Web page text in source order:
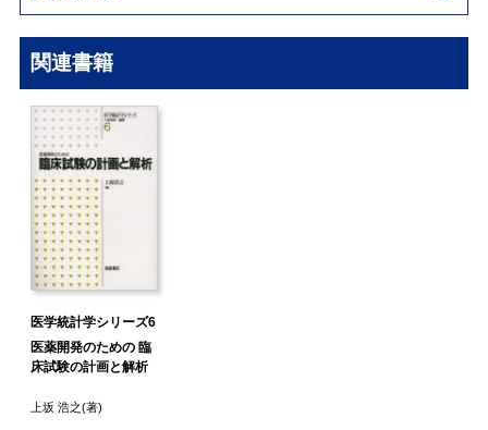
関連書籍
医学統計学シリーズ6
医薬開発のための 臨
床試験の計画と解析
上坂 浩之(著)